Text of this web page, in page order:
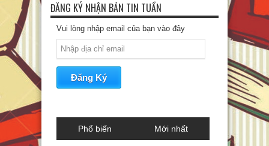
ĐĂNG KÝ NHẬN BẢN TIN TUẦN
Vui lòng nhập email của bạn vào đây
Phổ biến Mới nhất